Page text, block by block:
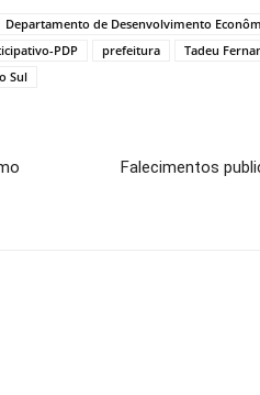
Departamento de Desenvolvimento
PDP prefeitura
Tadeu
Sul
Falecimentos